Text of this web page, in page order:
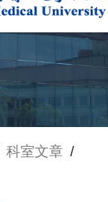
科室文章 /